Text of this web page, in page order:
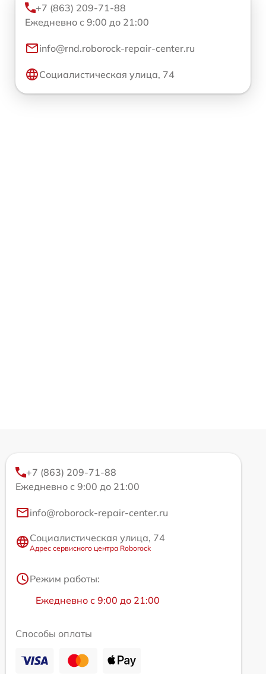
+7 (863) 209-71-88
Ежедневно с 9:00 до 21:00
info@rnd.roborock-repair-center.ru
Социалистическая улица, 74
+7 (863) 209-71-88
Ежедневно с 9:00 до 21:00
info@roborock-repair-center.ru
Социалистическая улица, 74
Адрес сервисного центра Roborock
Режим работы:
Ежедневно с 9:00 до 21:00
Способы оплаты